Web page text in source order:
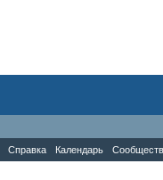
Справка Календарь